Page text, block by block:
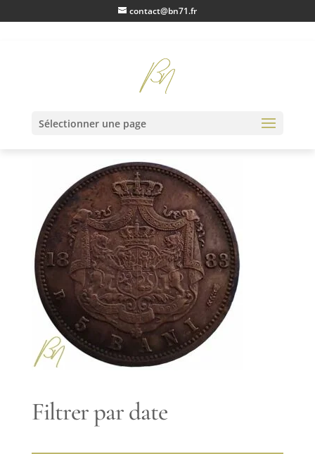
contact@bn71.fr
Sélectionner une page
IMG20230203131248
Filtrer par date